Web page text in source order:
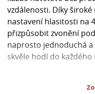
vzdálenosti. Díky
nastavení hlasitosti na
přizpůsobit zvonění
naprosto jednoduchá
skvěle hodí do
- Napájení hlavní